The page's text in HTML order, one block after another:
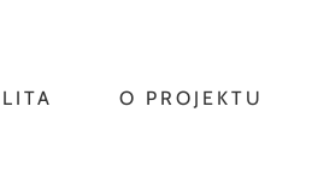
O PROJEKTU